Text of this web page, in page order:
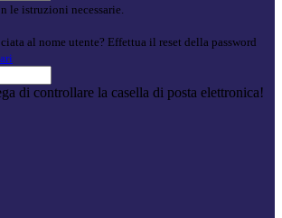
le istruzioni necessarie.
al nome utente? Effettua il reset della password
di controllare la casella di posta elettronica!